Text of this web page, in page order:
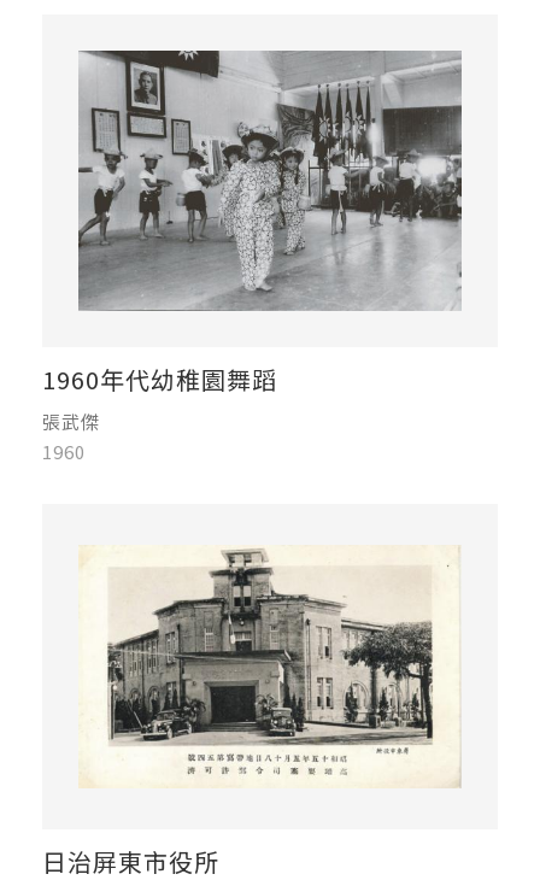
1960年代幼稚園舞蹈
張武傑
1960
日治屏東市役所